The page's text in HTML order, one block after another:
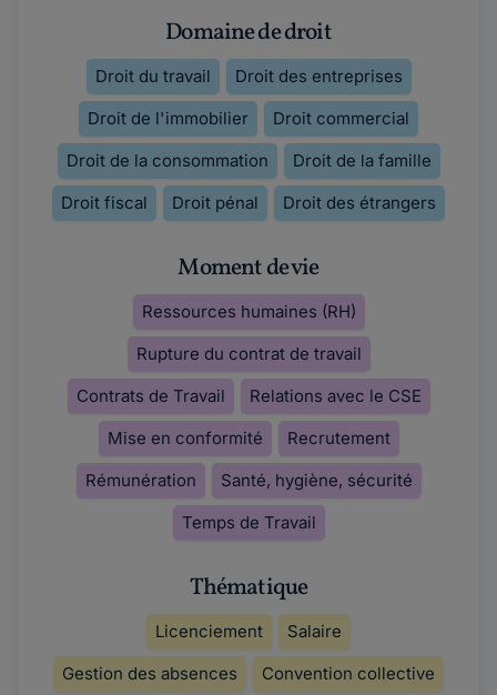
Domaine de droit
Droit du travail
Droit des entreprises
Droit de l'immobilier
Droit commercial
Droit de la consommation
Droit de la famille
Droit fiscal
Droit pénal Droit des étrangers
Moment de vie
Ressources humaines (RH)
Rupture du contrat de travail
Contrats de Travail
Relations avec le CSE
Mise en conformité
Recrutement
Rémunération
Santé, hygiène, sécurité
Temps de Travail
Thématique
Licenciement
Salaire
Gestion des absences
Convention collective